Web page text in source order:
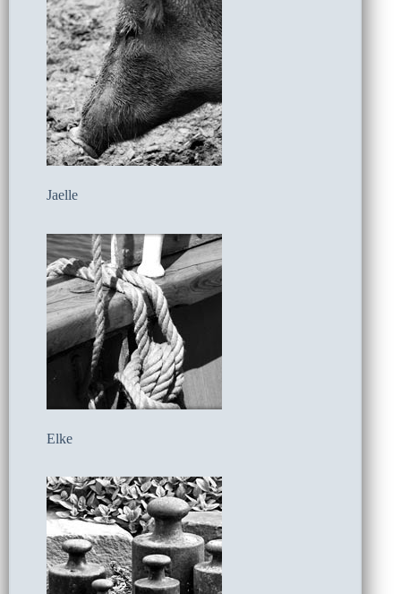
Jaelle
Elke